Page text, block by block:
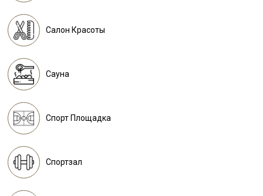
Салон Красоты
Сауна
Спорт Площадка
Спортзал